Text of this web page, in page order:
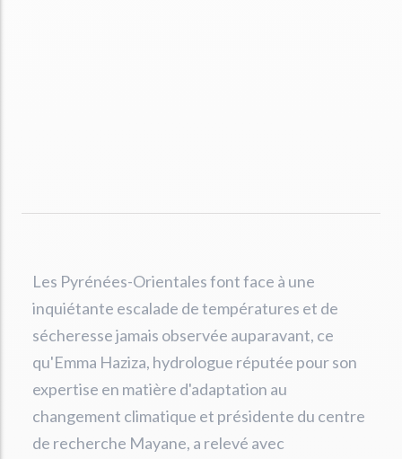
Les Pyrénées-Orientales font face à une
inquiétante escalade de températures et de
sécheresse jamais observée auparavant, ce
qu'Emma Haziza, hydrologue réputée pour son
expertise en matière d'adaptation au
changement climatique et présidente du centre
de recherche Mayane, a relevé avec